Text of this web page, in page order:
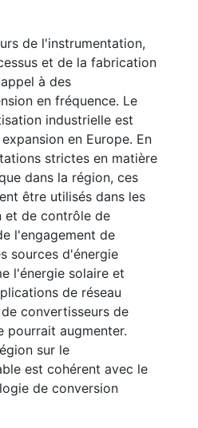
de l'instrumentation,
et de la fabrication
à des
en fréquence. Le
industrielle est
en Europe. En
strictes en matière
dans la région, ces
être utilisés dans les
et de contrôle de
l'engagement de
sources d'énergie
l'énergie solaire et
de réseau
convertisseurs de
pourrait augmenter.
sur le
est cohérent avec le
de conversion